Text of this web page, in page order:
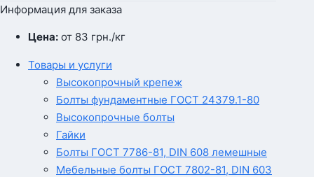
Информация для заказа
Цена: от 83 грн./кг
Товары и услуги
Высокопрочный крепеж
Болты фундаментные ГОСТ 24379.1-80
Высокопрочные болты
Гайки
Болты ГОСТ 7786-81, DIN 608 лемешные
Мебельные болты ГОСТ 7802-81, DIN 603